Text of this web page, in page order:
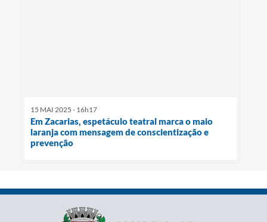
15 MAI 2025 - 16h17
Em Zacarias, espetáculo teatral marca o maio
laranja com mensagem de conscientização e
prevenção